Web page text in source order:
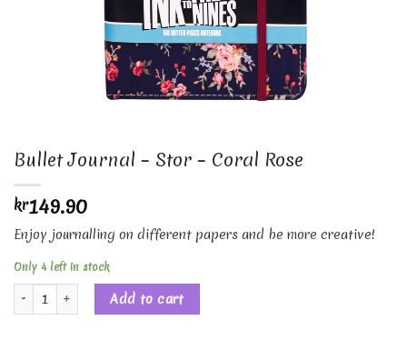
Bullet Journal – Stor – Coral Rose
kr149.90
Enjoy journalling on different papers and be more creative!
Only 4 left in stock
Bullet Journal - Stor - Coral Rose quantity
Add to cart